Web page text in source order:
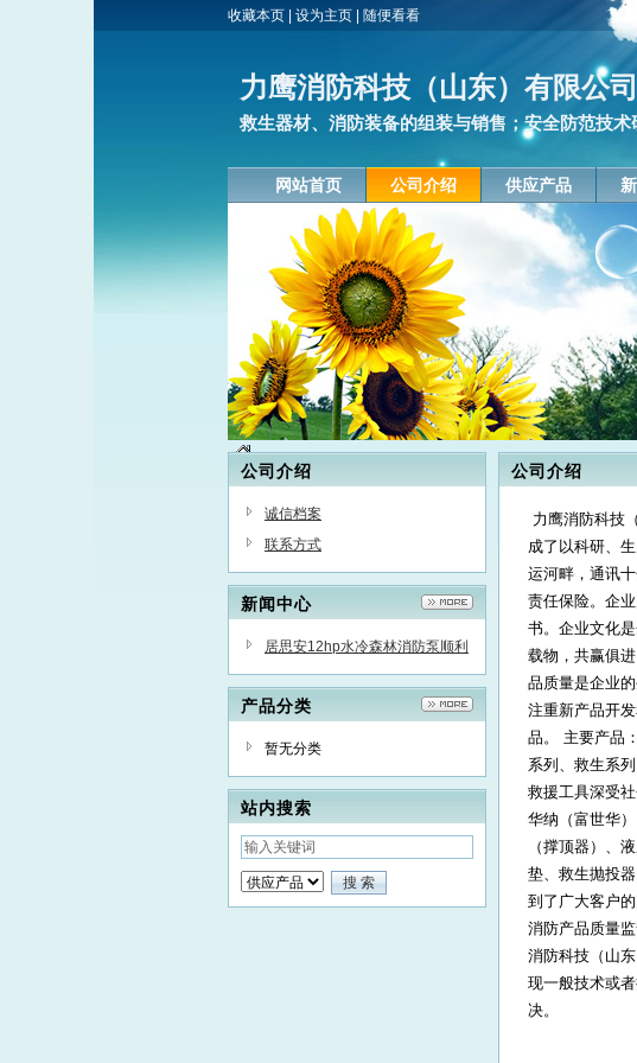
收藏本页 设为主页 随便看看
力鹰消防科技（山东）有限公司
救生器材、消防装备的组装与销售；安全防范技
网站首页 公司介绍 供应产品
公司介绍
诚信档案
联系方式
新闻中心
居思安12hp水冷森林消防泵顺利
通过国检报告已出
产品分类
暂无分类
站内搜索
公司介绍
力鹰消防科技
成了以科研、
运河畔，通讯
责任保险。企
书。企业文化
载物，共赢俱
品质量是企业
注重新产品开
品。 主要产品
系列、救生系
救援工具深受
华纳（富世华
（撑顶器）、
垫、救生抛投
到了广大客户
消防产品质量
消防科技（山
现一般技术或
决。